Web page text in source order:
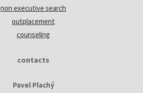
non executive search
outplacement
counseling
contacts
Pavel Plachý